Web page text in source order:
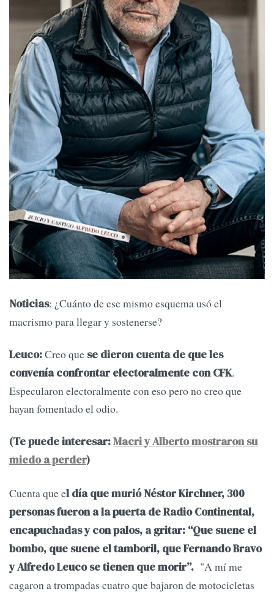
Noticias: ¿Cuánto de ese mismo esquema usó el
macrismo para llegar y sostenerse?
Leuco:Creo que se dieron cuenta de que les
convenía confrontar electoralmente con CFK.
Especularon electoralmente con eso pero no creo que
hayan fomentado el odio.
(Te puede interesar:Macri y Alberto mostraron su
miedo a perder)
Cuenta que el día que murió Néstor Kirchner, 300
personas fueron a la puerta de Radio Continental,
encapuchadas y con palos, a gritar: “Que suene el
bombo, que suene el tamboril, que Fernando Bravo
y Alfredo Leuco se tienen que morir”. "A mí me
cagaron a trompadas cuatro que bajaron de motocicletas